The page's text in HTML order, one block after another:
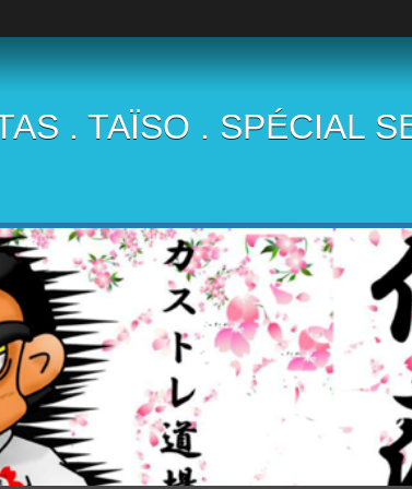
. TAÏSO . SPÉCIAL